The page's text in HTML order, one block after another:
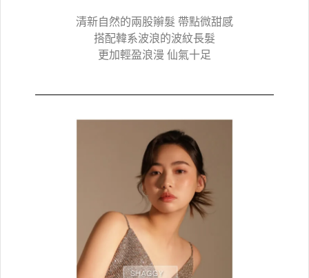
清新自然的兩股辮髮 帶點微甜感
搭配韓系波浪的波紋長髮
更加輕盈浪漫 仙氣十足